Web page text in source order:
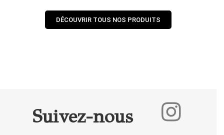
DÉCOUVRIR TOUS NOS PRODUITS
Suivez-nous